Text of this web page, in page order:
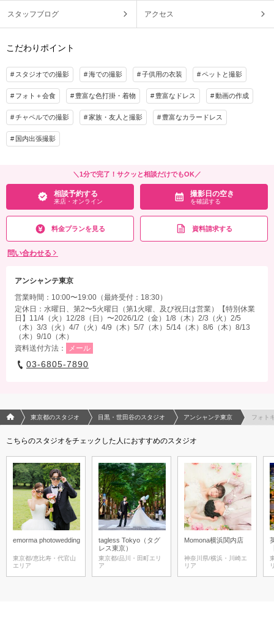
スタッフブログ アクセス
こだわりポイント
スタジオでの撮影 海での撮影 子供用の衣装 ペットと撮影
フォト＋会食 豊富な色打掛・着物 豊富なドレス 動画の作成
チャペルでの撮影 家族・友人と撮影 豊富なカラードレス
国内出張撮影
＼1分で完了！サクッと相談だけでもOK／
相談予約する
来店・オンライン
撮影日の空き
を確認する
料金プランを見る 資料請求する
問い合わせる
アンシャンテ東京
営業時間：10:00〜19:00（最終受付：18:30）
定休日：水曜日、第2〜5火曜日（第1火曜、及び祝日は営業）【特別休業
日】11/4（火）12/28（日）〜2026/1/2（金）1/8（木）2/3（火）2/5
（木）3/3（火）4/7（火）4/9（木）5/7（木）5/14（木）8/6（木）8/13
（木）9/10（木）
資料送付方法：
メール
03-6805-7890
フォトウエディング/結婚写真のPhotorait ホーム
東京都のスタジオ 目黒・世田谷のスタジオ アンシャンテ東京 フォト
こちらのスタジオをチェックした人におすすめのスタジオ
emorma photowedding
東京都/恵比寿・代官山
エリア
tagless Tokyo（タグ
レス東京）
東京都/品川・田町エリ
ア
Momona横浜関内店
神奈川県/横浜・川崎エ
リア